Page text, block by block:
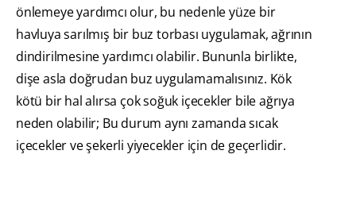
önlemeye yardımcı olur, bu nedenle yüze bir
havluya sarılmış bir buz torbası uygulamak, ağrının
dindirilmesine yardımcı olabilir. Bununla birlikte,
dişe asla doğrudan buz uygulamamalısınız. Kök
kötü bir hal alırsa çok soğuk içecekler bile ağrıya
neden olabilir; Bu durum aynı zamanda sıcak
içecekler ve şekerli yiyecekler için de geçerlidir.